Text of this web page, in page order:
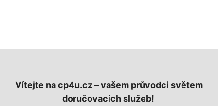
Vítejte na cp4u.cz – vašem průvodci světem
doručovacích služeb!